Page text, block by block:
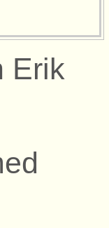
Erik